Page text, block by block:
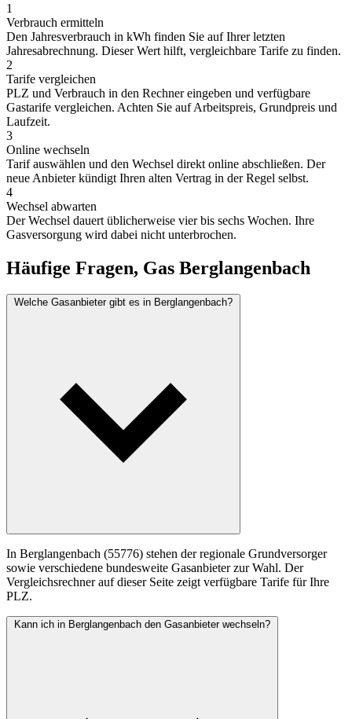
1
Verbrauch ermitteln
Den Jahresverbrauch in kWh finden Sie auf Ihrer letzten
Jahresabrechnung. Dieser Wert hilft, vergleichbare Tarife zu finden.
2
Tarife vergleichen
PLZ und Verbrauch in den Rechner eingeben und verfügbare
Gastarife vergleichen. Achten Sie auf Arbeitspreis, Grundpreis und
Laufzeit.
3
Online wechseln
Tarif auswählen und den Wechsel direkt online abschließen. Der
neue Anbieter kündigt Ihren alten Vertrag in der Regel selbst.
4
Wechsel abwarten
Der Wechsel dauert üblicherweise vier bis sechs Wochen. Ihre
Gasversorgung wird dabei nicht unterbrochen.
Häufige Fragen, Gas Berglangenbach
Welche Gasanbieter gibt es in Berglangenbach?
In Berglangenbach (55776) stehen der regionale Grundversorger
sowie verschiedene bundesweite Gasanbieter zur Wahl. Der
Vergleichsrechner auf dieser Seite zeigt verfügbare Tarife für Ihre
PLZ.
Kann ich in Berglangenbach den Gasanbieter wechseln?